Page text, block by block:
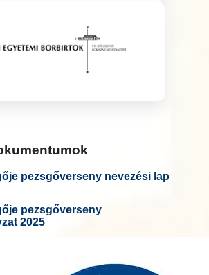
pezsgőverseny nevezési lap
pezsgőverseny
2025